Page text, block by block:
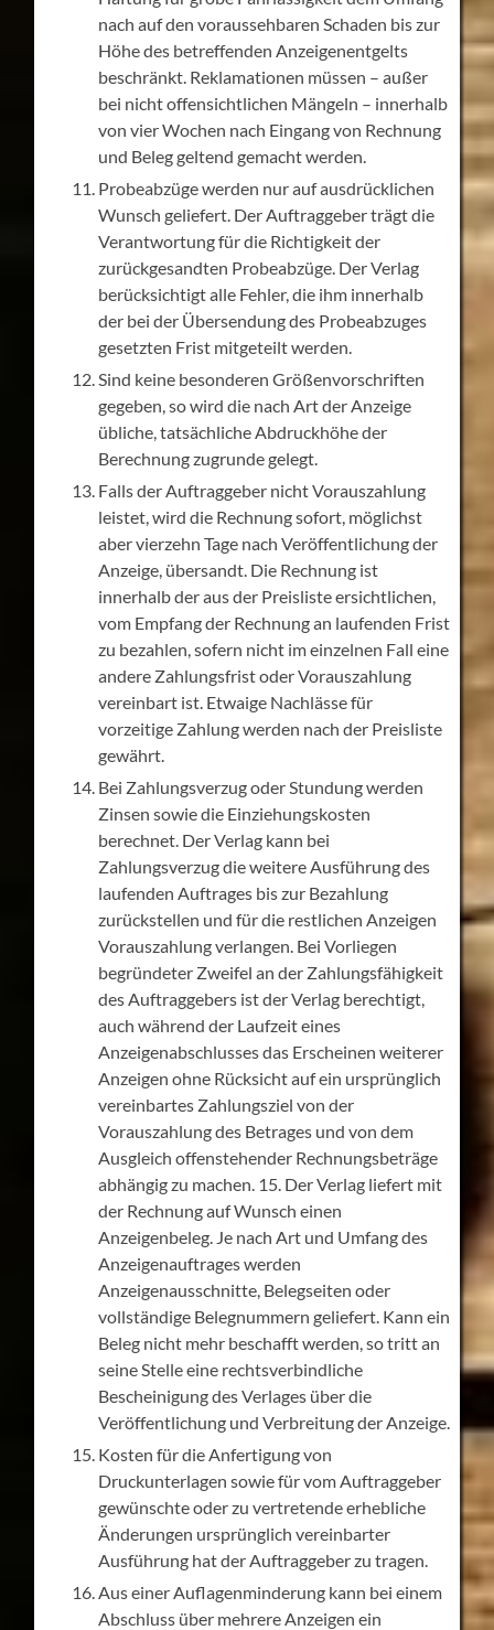
nach auf den voraussehbaren Schaden bis zur
Höhe des betreffenden Anzeigenentgelts
beschränkt. Reklamationen müssen – außer
bei nicht offensichtlichen Mängeln – innerhalb
von vier Wochen nach Eingang von Rechnung
und Beleg geltend gemacht werden.
Probeabzüge werden nur auf ausdrücklichen
Wunsch geliefert. Der Auftraggeber trägt die
Verantwortung für die Richtigkeit der
zurückgesandten Probeabzüge. Der Verlag
berücksichtigt alle Fehler, die ihm innerhalb
der bei der Übersendung des Probeabzuges
gesetzten Frist mitgeteilt werden.
Sind keine besonderen Größenvorschriften
gegeben, so wird die nach Art der Anzeige
übliche, tatsächliche Abdruckhöhe der
Berechnung zugrunde gelegt.
Falls der Auftraggeber nicht Vorauszahlung
leistet, wird die Rechnung sofort, möglichst
aber vierzehn Tage nach Veröffentlichung der
Anzeige, übersandt. Die Rechnung ist
innerhalb der aus der Preisliste ersichtlichen,
vom Empfang der Rechnung an laufenden Frist
zu bezahlen, sofern nicht im einzelnen Fall eine
andere Zahlungsfrist oder Vorauszahlung
vereinbart ist. Etwaige Nachlässe für
vorzeitige Zahlung werden nach der Preisliste
gewährt.
Bei Zahlungsverzug oder Stundung werden
Zinsen sowie die Einziehungskosten
berechnet. Der Verlag kann bei
Zahlungsverzug die weitere Ausführung des
laufenden Auftrages bis zur Bezahlung
zurückstellen und für die restlichen Anzeigen
Vorauszahlung verlangen. Bei Vorliegen
begründeter Zweifel an der Zahlungsfähigkeit
des Auftraggebers ist der Verlag berechtigt,
auch während der Laufzeit eines
Anzeigenabschlusses das Erscheinen weiterer
Anzeigen ohne Rücksicht auf ein ursprünglich
vereinbartes Zahlungsziel von der
Vorauszahlung des Betrages und von dem
Ausgleich offenstehender Rechnungsbeträge
abhängig zu machen. 15. Der Verlag liefert mit
der Rechnung auf Wunsch einen
Anzeigenbeleg. Je nach Art und Umfang des
Anzeigenauftrages werden
Anzeigenausschnitte, Belegseiten oder
vollständige Belegnummern geliefert. Kann ein
Beleg nicht mehr beschafft werden, so tritt an
seine Stelle eine rechtsverbindliche
Bescheinigung des Verlages über die
Veröffentlichung und Verbreitung der Anzeige.
Kosten für die Anfertigung von
Druckunterlagen sowie für vom Auftraggeber
gewünschte oder zu vertretende erhebliche
Änderungen ursprünglich vereinbarter
Ausführung hat der Auftraggeber zu tragen.
Aus einer Auflagenminderung kann bei einem
Abschluss über mehrere Anzeigen ein